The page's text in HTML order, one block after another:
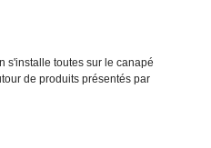
s'installe toutes sur le canapé
de produits présentés par